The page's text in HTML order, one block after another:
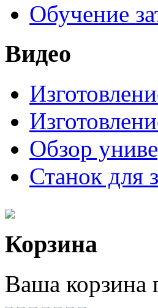
Обучение
Видео
Обзор
Станок для
Корзина
Ваша корзина